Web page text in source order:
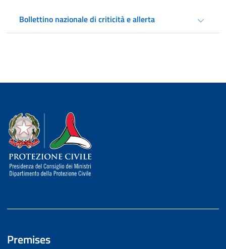
Bollettino nazionale di criticità e allerta
Dipartimento della Protezione Civile
Premises